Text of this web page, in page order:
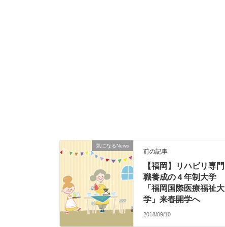
気になるNews
前の記事
【福岡】リハビリ専門
職養成の４年制大学
「福岡国際医療福祉大
学」来春開学へ
2018/09/10